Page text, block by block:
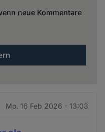
neue Kommentare
Mo. 16 Feb 2026 - 13:03